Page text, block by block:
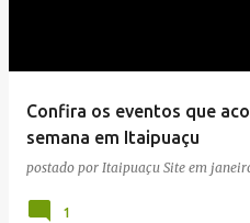
Confira os eventos que
semana em Itaipuaçu
postado por Itaipuaçu Site em
1